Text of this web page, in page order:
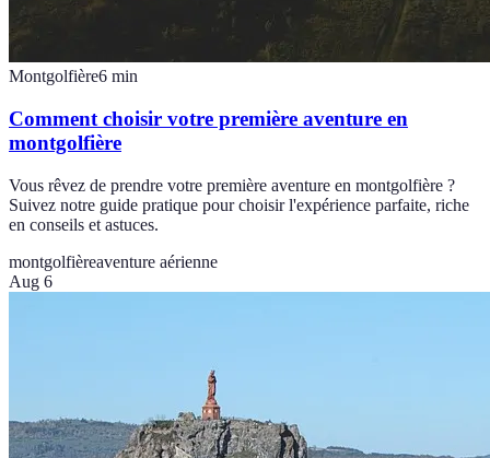
Montgolfière6 min
Comment choisir votre première aventure en
montgolfière
Vous rêvez de prendre votre première aventure en montgolfière ?
Suivez notre guide pratique pour choisir l'expérience parfaite, riche
en conseils et astuces.
montgolfièreaventure aérienne
Aug 6